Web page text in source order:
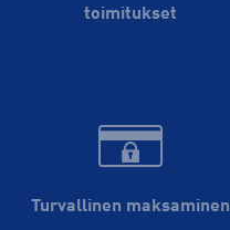
toimitukset
Turvallinen maksaminen